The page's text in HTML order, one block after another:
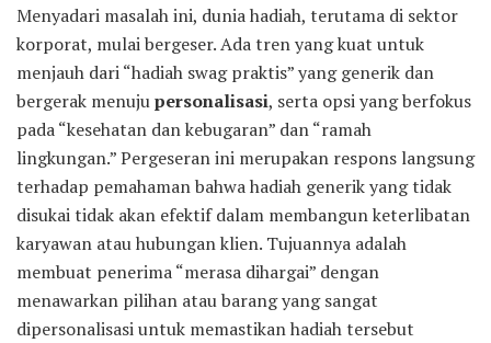
Menyadari masalah ini, dunia hadiah, terutama di sektor
korporat, mulai bergeser. Ada tren yang kuat untuk
menjauh dari “hadiah swag praktis” yang generik dan
bergerak menujupersonalisasi, serta opsi yang berfokus
pada “kesehatan dan kebugaran” dan “ramah
lingkungan.” Pergeseran ini merupakan respons langsung
terhadap pemahaman bahwa hadiah generik yang tidak
disukai tidak akan efektif dalam membangun keterlibatan
karyawan atau hubungan klien. Tujuannya adalah
membuat penerima “merasa dihargai” dengan
menawarkan pilihan atau barang yang sangat
dipersonalisasi untuk memastikan hadiah tersebut